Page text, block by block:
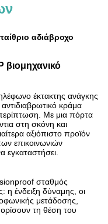
αδιάβροχο
βιομηχανικό
έκτακτης ανάγκης
κράμα
Με μια πόρτα
στη σκόνη και
αξιόπιστο προϊόν
επικοινωνιών
εγκαταστήσει.
σταθμός
η ένδειξη δύναμης, οι
μετάδοσης,
τη θέση του